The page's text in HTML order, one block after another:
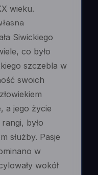
wieku.
Siwickiego
co było
szczebla w
swoich
a jego życie
było
służby. Pasje
w
wokół